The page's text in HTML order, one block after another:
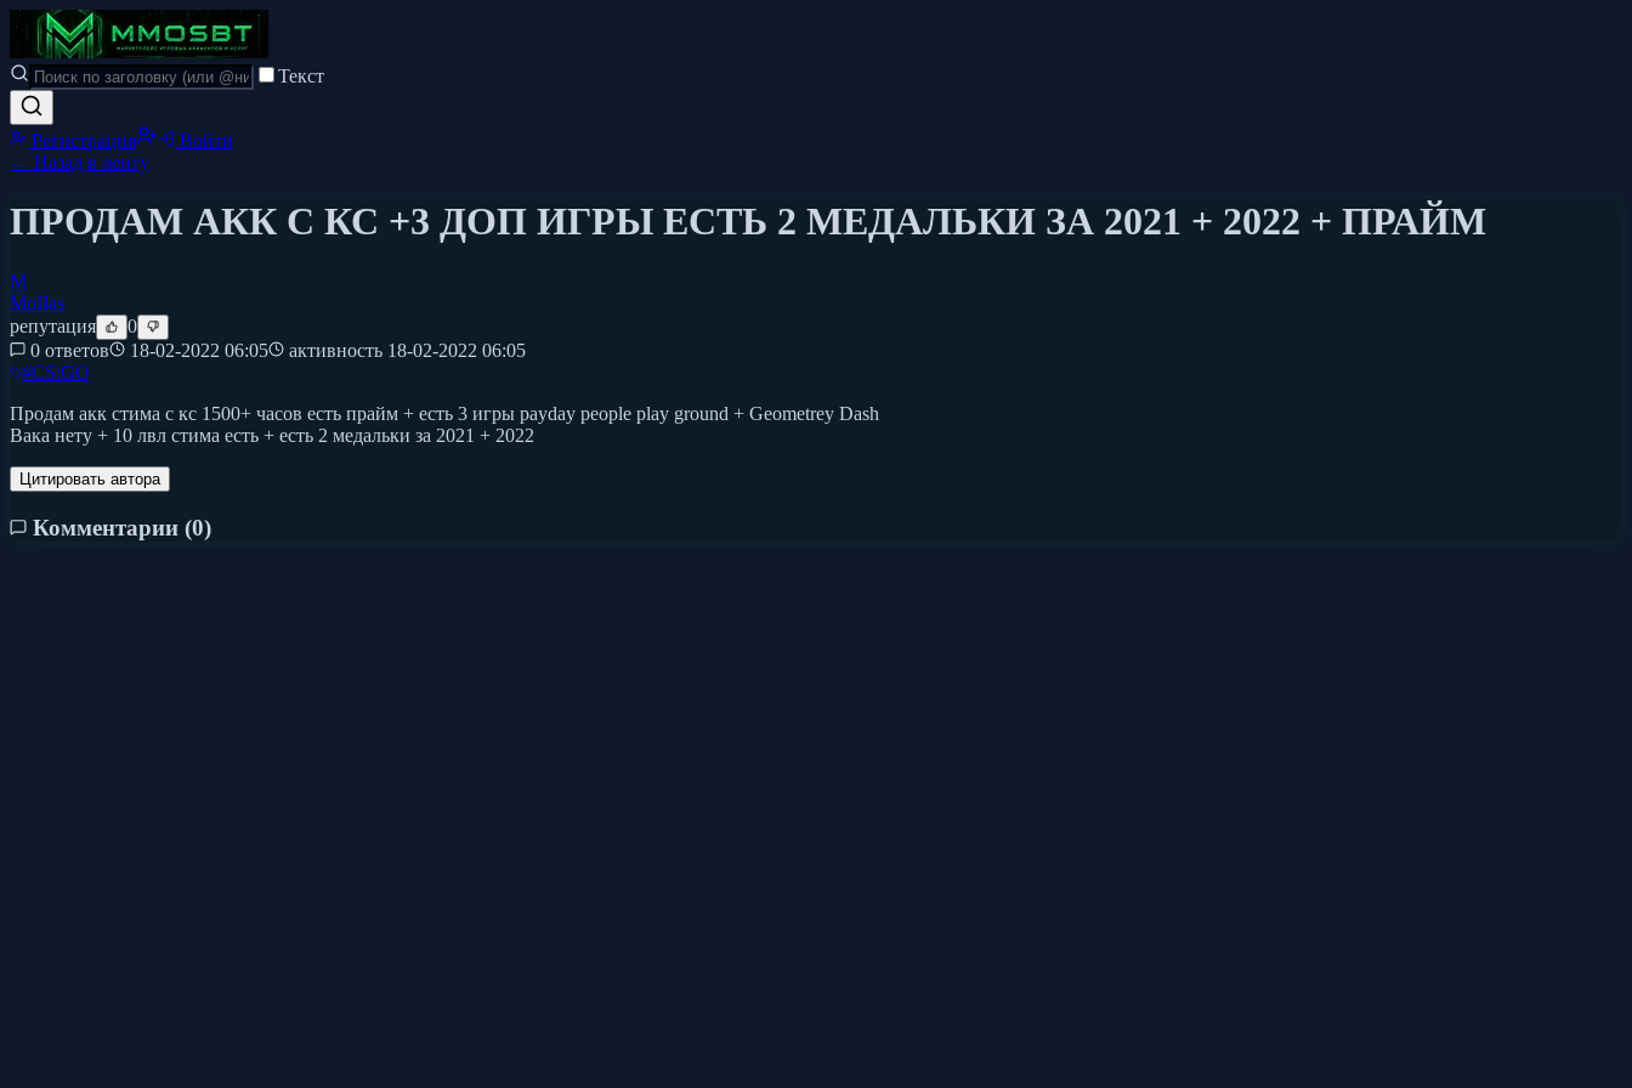
Текст
Регистрация
Войти
← Назад в ленту
ПРОДАМ АКК С КС +3 ДОП ИГРЫ ЕСТЬ 2 МЕДАЛЬКИ ЗА 2021 + 2022 + ПРАЙМ
M
MoIIas
репутация
0
0 ответов
18-02-2022 06:05 активность 18-02-2022 06:05
#CS:GO
Продам акк стима с кс 1500+ часов есть прайм + есть 3 игры payday people play ground + Geometrey Dash
Вака нету + 10 лвл стима есть + есть 2 медальки за 2021 + 2022
Цитировать автора
Комментарии (0)